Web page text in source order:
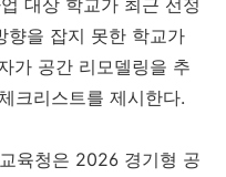
향을 잡지 못한 학교가
가 공간 리모델링을 추
크리스트를 제시한다.
육청은 2026 경기형 공